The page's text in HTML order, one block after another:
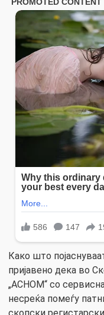
Како што
пријавено дека во
„АСНОМ“ со
несреќа помеѓу